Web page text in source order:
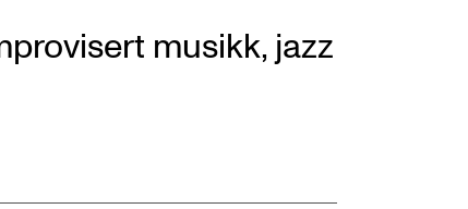
musikk, jazz